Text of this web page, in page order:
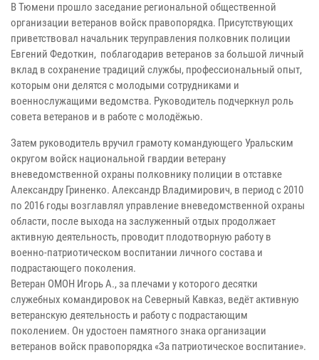
В Тюмени прошло заседание региональной общественной
организации ветеранов войск правопорядка. Присутствующих
приветствовал начальник теруправления полковник полиции
Евгений Федоткин, поблагодарив ветеранов за большой личный
вклад в сохранение традиций службы, профессиональный опыт,
которым они делятся с молодыми сотрудниками и
военнослужащими ведомства. Руководитель подчеркнул роль
совета ветеранов и в работе с молодёжью.
Затем руководитель вручил грамоту командующего Уральским
округом войск национальной гвардии ветерану
вневедомственной охраны полковнику полиции в отставке
Александру Гриненко. Александр Владимирович, в период с 2010
по 2016 годы возглавлял управление вневедомственной охраны
области, после выхода на заслуженный отдых продолжает
активную деятельность, проводит плодотворную работу в
военно-патриотическом воспитании личного состава и
подрастающего поколения.
Ветеран ОМОН Игорь А., за плечами у которого десятки
служебных командировок на Северный Кавказ, ведёт активную
ветеранскую деятельность и работу с подрастающим
поколением. Он удостоен памятного знака организации
ветеранов войск правопорядка «За патриотическое воспитание».